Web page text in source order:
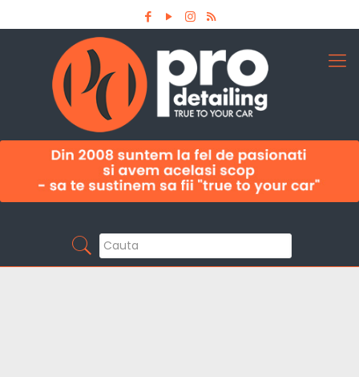
Aboneaza-te la newsletter
Pro Detailing
Sunt primul care afla noutatile din domeniu la